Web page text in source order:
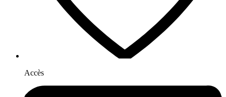
Accès